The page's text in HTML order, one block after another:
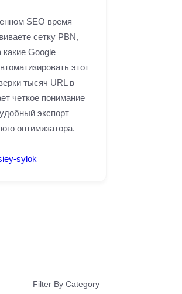
SEO время —
сетку PBN,
Google
этот
тысяч URL в
четкое понимание
экспорт
оптимизатора.
sylok
Filter By Category